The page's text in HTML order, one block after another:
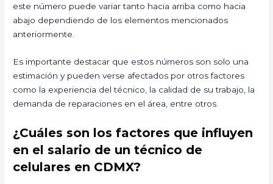
este número puede variar tanto hacia arriba como hacia
abajo dependiendo de los elementos mencionados
anteriormente.
Es importante destacar que estos números son solo una
estimación y pueden verse afectados por otros factores
como la experiencia del técnico, la calidad de su trabajo, la
demanda de reparaciones en el área, entre otros.
¿Cuáles son los factores que influyen
en el salario de un técnico de
celulares en CDMX?